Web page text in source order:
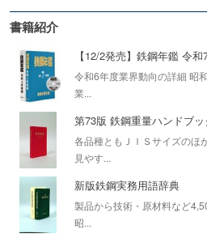
書籍紹介
【12/2発売】鉄鋼年鑑 令和
令和6年度業界動向の詳細 昭
業...
第73版 鉄鋼重量ハンドブッ
各品種ともＪＩＳサイズのほ
見やす...
新版鉄鋼実務用語辞典
製品から技術・原材料など
昭...